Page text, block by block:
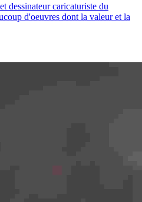
dessinateur caricaturiste du
d'oeuvres dont la valeur et la